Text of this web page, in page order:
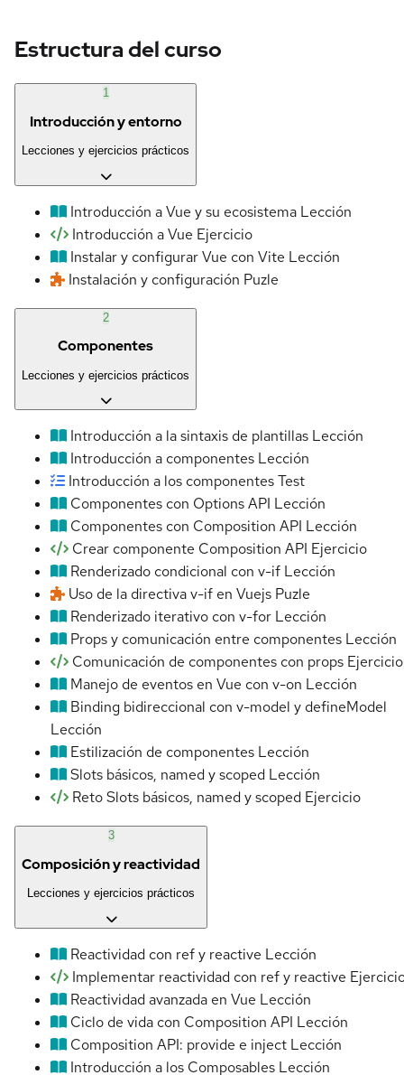
Estructura del curso
1
Introducción y entorno
Lecciones y ejercicios prácticos
Introducción a Vue y su ecosistema Lección
Introducción a Vue Ejercicio
Instalar y configurar Vue con Vite Lección
Instalación y configuración Puzle
2
Componentes
Lecciones y ejercicios prácticos
Introducción a la sintaxis de plantillas Lección
Introducción a componentes Lección
Introducción a los componentesTest
Componentes con Options API Lección
Componentes con Composition API Lección
Crear componente Composition API Ejercicio
Renderizado condicional con v-if Lección
Uso de la directiva v-if en Vuejs Puzle
Renderizado iterativo con v-for Lección
Props y comunicación entre componentes Lección
Comunicación de componentes con props Ejercicio
Manejo de eventos en Vue con v-on Lección
Binding bidireccional con v-model y defineModel
Lección
Estilización de componentes Lección
Slots básicos, named y scoped Lección
Reto Slots básicos, named y scoped Ejercicio
3
Composición y reactividad
Lecciones y ejercicios prácticos
Reactividad con ref y reactive Lección
Implementar reactividad con ref y reactive
Reactividad avanzada en Vue Lección
Ciclo de vida con Composition API Lección
Composition API: provide e inject Lección
Introducción a los Composables Lección